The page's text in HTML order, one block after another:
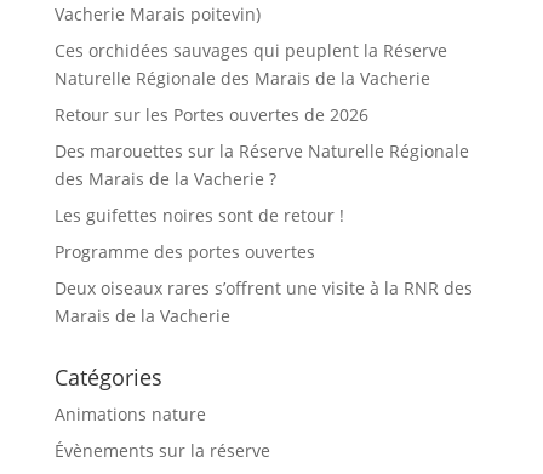
Vacherie Marais poitevin)
Ces orchidées sauvages qui peuplent la Réserve
Naturelle Régionale des Marais de la Vacherie
Retour sur les Portes ouvertes de 2026
Des marouettes sur la Réserve Naturelle Régionale
des Marais de la Vacherie ?
Les guifettes noires sont de retour !
Programme des portes ouvertes
Deux oiseaux rares s’offrent une visite à la RNR des
Marais de la Vacherie
Catégories
Animations nature
Évènements sur la réserve